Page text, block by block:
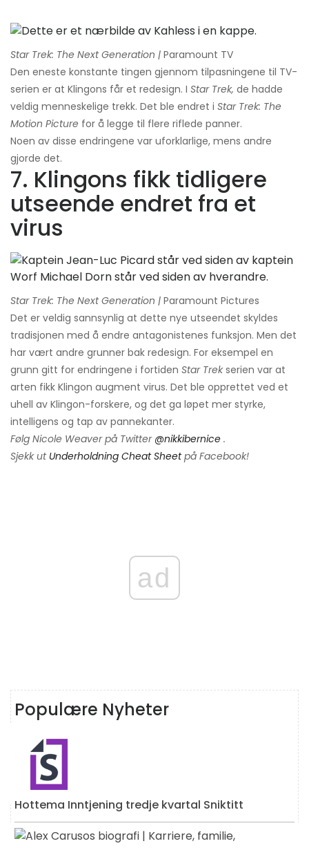
Star Trek: The Next Generation | Paramount TV
Den eneste konstante tingen gjennom tilpasningene til TV-
serien er at Klingons får et redesign. I Star Trek, de hadde
veldig menneskelige trekk. Det ble endret i Star Trek: The
Motion Picture for å legge til flere riflede panner.
Noen av disse endringene var uforklarlige, mens andre
gjorde det.
7. Klingons fikk tidligere
utseende endret fra et
virus
Star Trek: The Next Generation | Paramount Pictures
Det er veldig sannsynlig at dette nye utseendet skyldes
tradisjonen med å endre antagonistenes funksjon. Men det
har vært andre grunner bak redesign. For eksempel en
grunn gitt for endringene i fortiden Star Trekserien var at
arten fikk Klingon augment virus. Det ble opprettet ved et
uhell av Klingon-forskere, og det ga løpet mer styrke,
intelligens og tap av pannekanter.
Følg Nicole Weaver på Twitter @nikkibernice .
Sjekk ut Underholdning Cheat Sheetpå Facebook!
ad
Populære Nyheter
Hottema Inntjening tredje kvartal Sniktitt